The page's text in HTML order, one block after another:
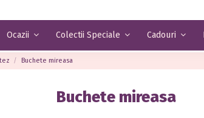
Ocazii Colectii Speciale Cadouri
Buchete mireasa
Buchete mireasa